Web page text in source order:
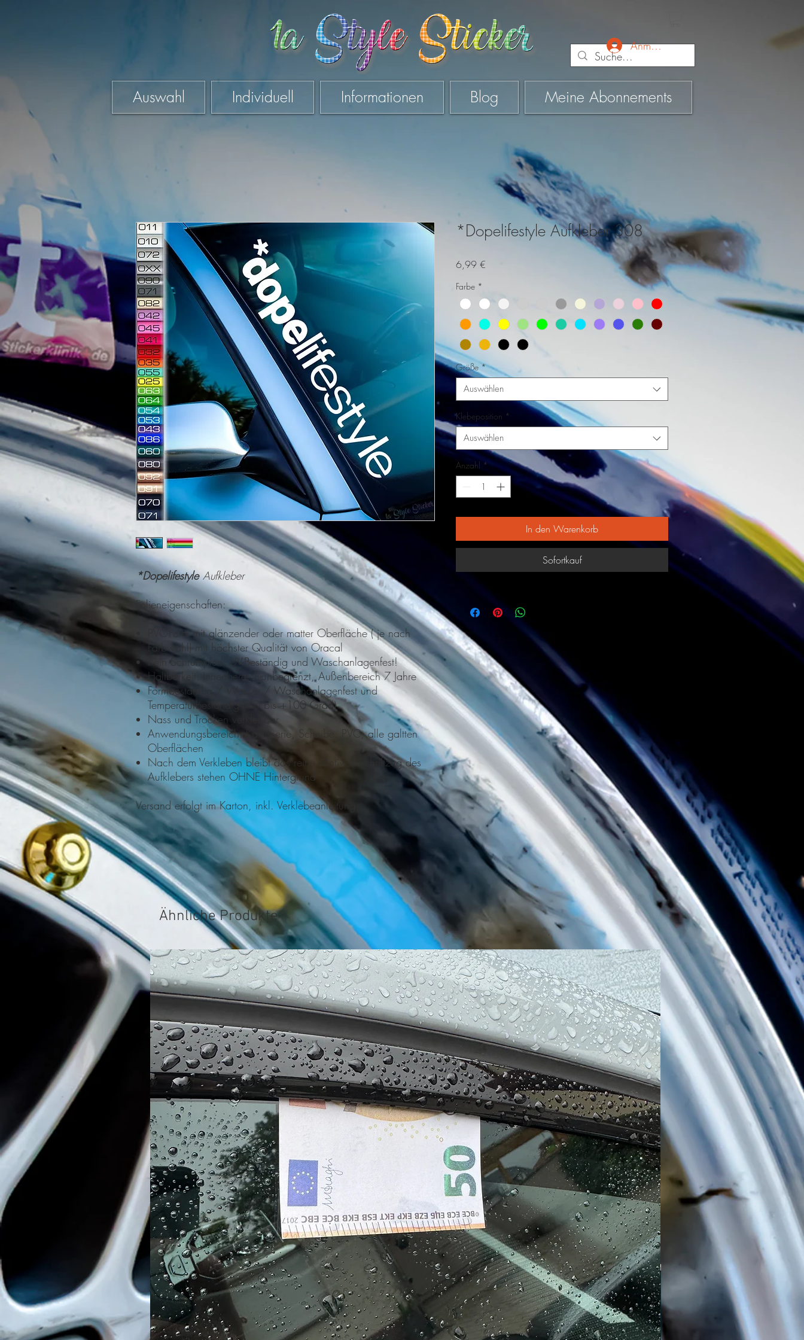
Anmelden
Auswahl Individuell Informationen Blog Meine Abonnements
*DopelifestyleAufkleber
Folieneigenschaften:
PVC-Folie mit glänzender oder matter Oberfläche ( je nach
Farbwahl) mit höchster Qualität von Oracal
Kein Schrumpfen, UV-Beständig und Waschanlagenfest!
Haltbarkeit: Innenbereich-unbegrenzt, Außenbereich 7 Jahre
Formbeständig / Wasser / Waschanlagenfest und
Temperaturbeständig (-40 bis +100 Grad)
Nass und Trocken verklebbar
Anwendungsbereich: Karosserie, Scheibe, PVC, alle galtten
Oberflächen
Nach dem Verkleben bleibt das reine Motiv / Schriftzug des
Aufklebers stehen OHNE Hintergrund
Versand erfolgt im Karton, inkl. Verklebeanleitung.
*Dopelifestyle Aufkleber 308
6,99 €
Farbe *
Größe *
Auswählen
Klebeposition *
Auswählen
Anzahl *
In den Warenkorb
Sofortkauf
Ähnliche Produkte